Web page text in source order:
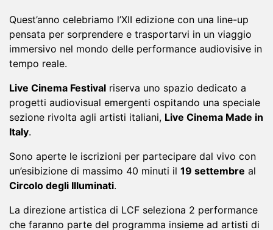
Quest’anno celebriamo l’XII edizione con una line-up
pensata per sorprendere e trasportarvi in un viaggio
immersivo nel mondo delle performance audiovisive in
tempo reale.
Live Cinema Festival riserva uno spazio dedicato a
progetti audiovisual emergenti ospitando una speciale
sezione rivolta agli artisti italiani, Live Cinema Made in
Italy.
Sono aperte le iscrizioni per partecipare dal vivo con
un’esibizione di massimo 40 minuti il 19 settembre al
Circolo degli Illuminati.
La direzione artistica di LCF seleziona 2 performance
che faranno parte del programma insieme ad artisti di